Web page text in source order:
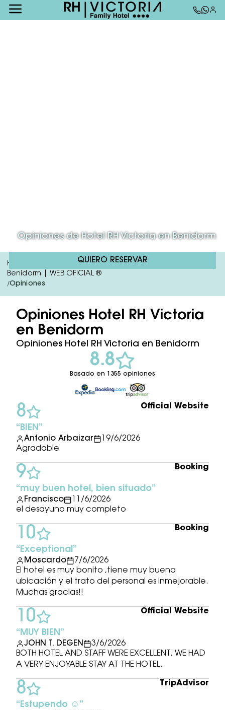
Opiniones de Hotel RH Victoria en Benidorm
QUIERO RESERVAR
Hotel RH Victoria & Spa | Hotel 4 Estrellas Con Spa En
Benidorm | WEB OFICIAL ®
/Opiniones
Opiniones Hotel RH Victoria
en Benidorm
Opiniones Hotel RH Victoria en Benidorm
BIEN
Antonio Arbaizar
19/6/2026
Agradable
8 Official Website
muy buen hotel, bien situado
Francisco
11/6/2026
el desayuno muy completo
9 Booking
Exceptional
Moscardo
7/6/2026
El hotel es muy bonito ,tiene muy buena
ubicación y el trato del personal es inmejorable.
Muchas gracias!!
10 Booking
MUY BIEN
JOHN T. DEGEN
3/6/2026
BOTH HOTEL AND STAFF WERE EXCELLENT. WE HAD
A VERY ENJOYABLE STAY AT THE HOTEL.
10 Official Website
Estupendo ☺️
8 TripAdvisor
8.8
Basado en 1355 opiniones